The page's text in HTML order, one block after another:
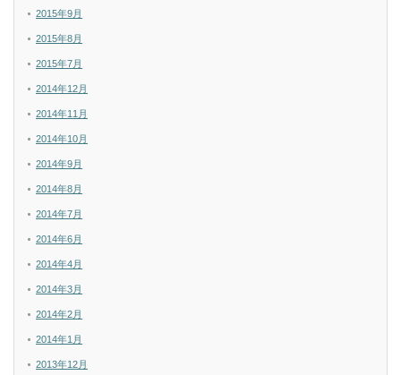
2015年9月
2015年8月
2015年7月
2014年12月
2014年11月
2014年10月
2014年9月
2014年8月
2014年7月
2014年6月
2014年4月
2014年3月
2014年2月
2014年1月
2013年12月